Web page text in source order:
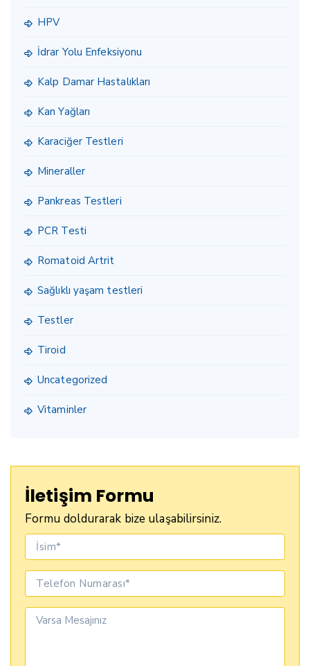
HPV
İdrar Yolu Enfeksiyonu
Kalp Damar Hastalıkları
Kan Yağları
Karaciğer Testleri
Mineraller
Pankreas Testleri
PCR Testi
Romatoid Artrit
Sağlıklı yaşam testleri
Testler
Tiroid
Uncategorized
Vitaminler
İletişim Formu
Formu doldurarak bize ulaşabilirsiniz.